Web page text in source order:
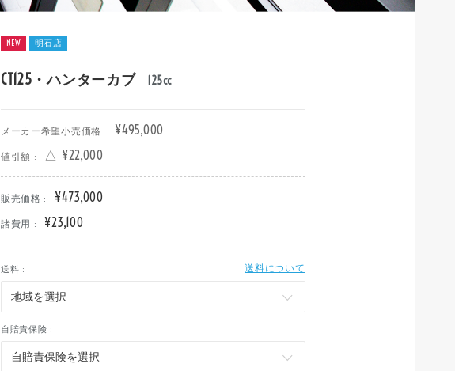
NEW 明石店
CT125・ハンターカブ 125cc
メーカー希望小売価格 : ¥495,000
値引額 : △ ¥22,000
販売価格 : ¥473,000
諸費用 : ¥23,100
送料 : 送料について
自賠責保険 :
明石店